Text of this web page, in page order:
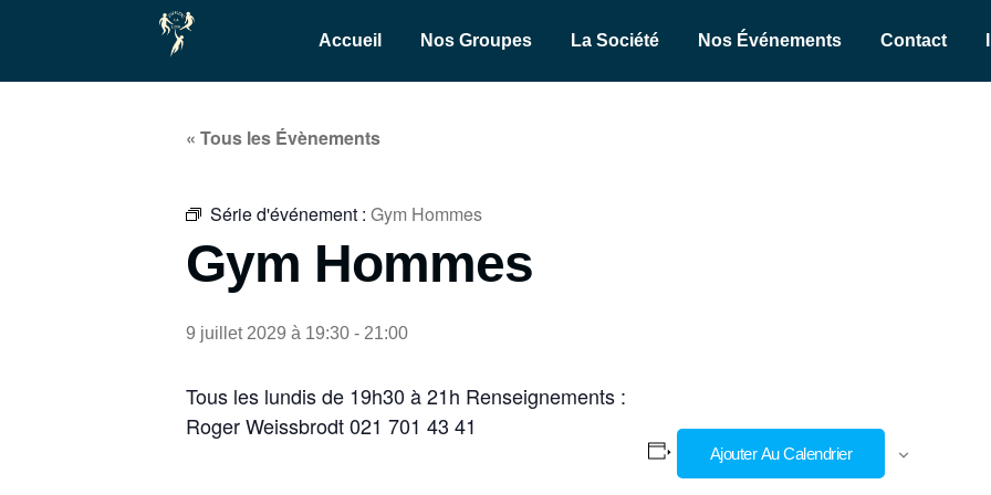
Accueil Nos Groupes La Société Nos Événements Contact
« Tous les Évènements
Série d'événement : Gym Hommes
Gym Hommes
9 juillet 2029 à 19:30 - 21:00
Tous les lundis de 19h30 à 21h Renseignements :
Roger Weissbrodt 021 701 43 41
Ajouter Au Calendrier